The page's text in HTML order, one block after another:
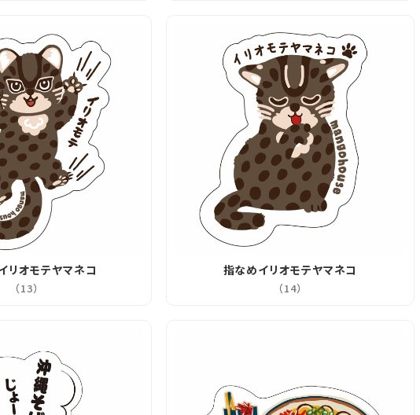
リオモテヤマネコ
（13）
指なめイリオモテヤマネコ
（14）